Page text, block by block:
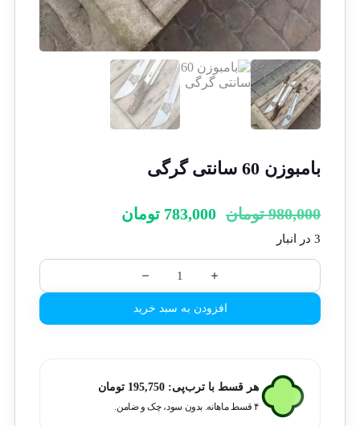
بامبوزن 60 سانتی گرگی
980,000 تومان 783,000 تومان
3 در انبار
افزودن به سبد خرید
هر قسط با ترب‌پی: 195,750 تومان
۴ قسط ماهانه. بدون سود، چک و ضامن.